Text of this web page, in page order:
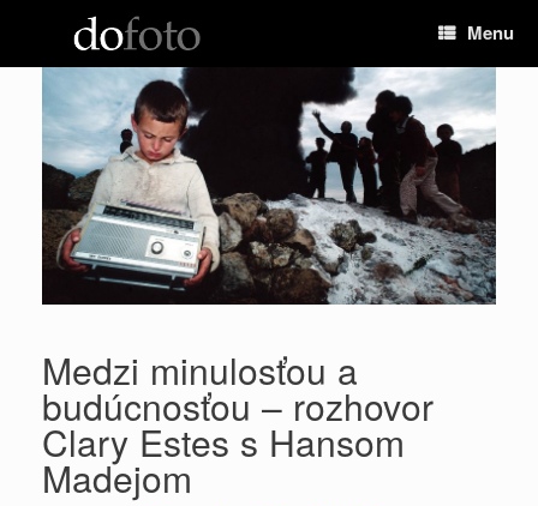
Menu
Medzi minulosťou a
budúcnosťou – rozhovor
Clary Estes s Hansom
Madejom